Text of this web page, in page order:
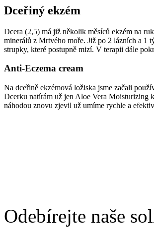
Dceřiný ekzém
Dcera (2,5) má již několik měsíců ekzém na
minerálů z Mrtvého moře. Již po 2 lázních a 1
strupky, které postupně mizí. V terapii dále
Anti-Eczema cream
Na dceřině ekzémová ložiska jsme začali
Dcerku natírám už jen Aloe Vera Moisturizing
náhodou znovu zjevil už umíme rychle a
Odebírejte naše